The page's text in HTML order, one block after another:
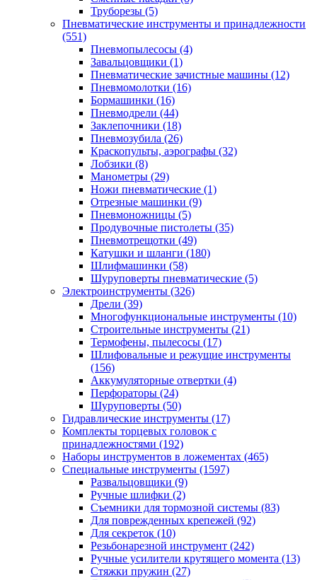
Труборезы (5)
Пневматические инструменты и принадлежности
(551)
Пневмопылесосы (4)
Завальцовщики (1)
Пневматические зачистные машины (12)
Пневмомолотки (16)
Бормашинки (16)
Пневмодрели (44)
Заклепочники (18)
Пневмозубила (26)
Краскопульты, аэрографы (32)
Лобзики (8)
Манометры (29)
Ножи пневматические (1)
Отрезные машинки (9)
Пневмоножницы (5)
Продувочные пистолеты (35)
Пневмотрещотки (49)
Катушки и шланги (180)
Шлифмашинки (58)
Шуруповерты пневматические (5)
Электроинструменты (326)
Дрели (39)
Многофункциональные инструменты (10)
Строительные инструменты (21)
Термофены, пылесосы (17)
Шлифовальные и режущие инструменты
(156)
Аккумуляторные отвертки (4)
Перфораторы (24)
Шуруповерты (50)
Гидравлические инструменты (17)
Комплекты торцевых головок с
принадлежностями (192)
Наборы инструментов в ложементах (465)
Специальные инструменты (1597)
Развальцовщики (9)
Ручные шлифки (2)
Съемники для тормозной системы (83)
Для поврежденных крепежей (92)
Для секреток (10)
Резьбонарезной инструмент (242)
Ручные усилители крутящего момента (13)
Стяжки пружин (27)